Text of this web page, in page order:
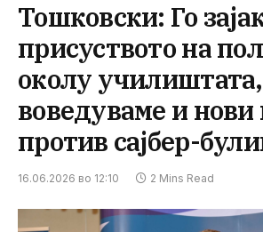
Тошковски: Го
присуството на
околу училиштата,
воведуваме и
против сајбер-
16.06.2026 во 12:10 2 Mins Read